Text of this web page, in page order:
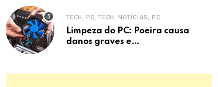
TECH, PC, TECH, NOTÍCIAS, PC
Limpeza do PC: Poeira causa
danos graves e